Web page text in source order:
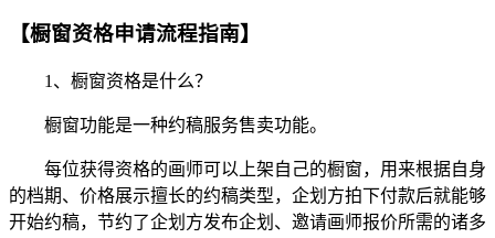
【橱窗资格申请流程指南】
1、橱窗资格是什么？
橱窗功能是一种约稿服务售卖功能。
每位获得资格的画师可以上架自己的橱窗，用来根据自身
的档期、价格展示擅长的约稿类型，企划方拍下付款后就能够
开始约稿，节约了企划方发布企划、邀请画师报价所需的诸多